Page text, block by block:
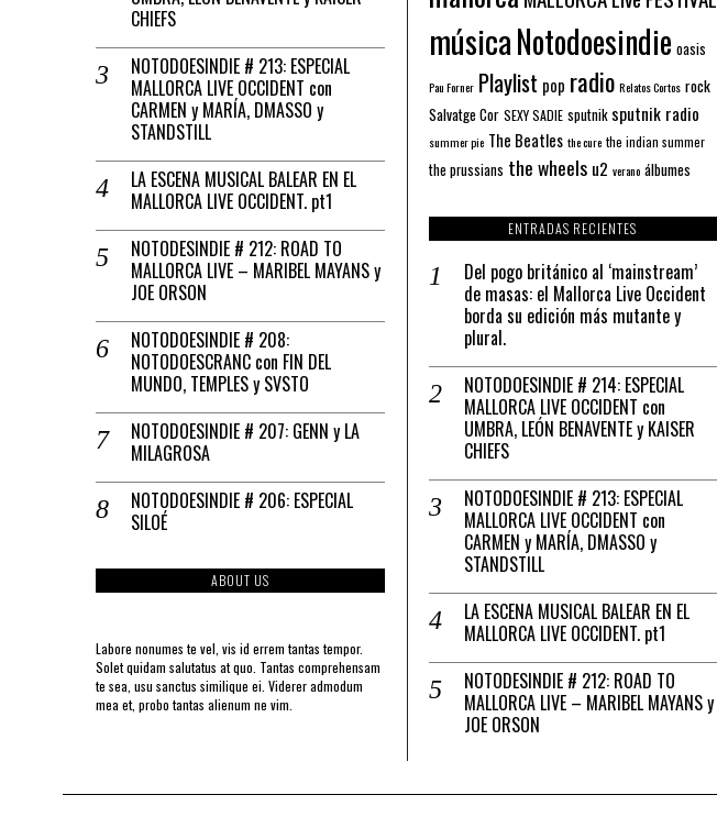
CHIEFS
NOTODOESINDIE # 213: ESPECIAL
MALLORCA LIVE OCCIDENT con
CARMEN y MARÍA, DMASSO y
STANDSTILL
LA ESCENA MUSICAL BALEAR EN EL
MALLORCA LIVE OCCIDENT. pt1
NOTODESINDIE # 212: ROAD TO
MALLORCA LIVE – MARIBEL MAYANS y
JOE ORSON
NOTODOESINDIE # 208:
NOTODOESCRANC con FIN DEL
MUNDO, TEMPLES y SVSTO
NOTODOESINDIE # 207: GENN y LA
MILAGROSA
NOTODOESINDIE # 206: ESPECIAL
SILOÉ
ABOUT US
Labore nonumes te vel, vis id errem tantas tempor.
Solet quidam salutatus at quo. Tantas comprehensam
te sea, usu sanctus similique ei. Viderer admodum
mea et, probo tantas alienum ne vim.
músicaNotodoesindie oasis
Pau Forner Playlist pop radio Relatos Cortos rock
Salvatge Cor SEXY SADIE sputnik sputnik radio
summer pie The Beatles the cure the indian summer
the prussians the wheels u2 verano álbumes
ENTRADAS RECIENTES
Del pogo británico al ‘mainstream’
de masas: el Mallorca Live Occident
borda su edición más mutante y
plural.
NOTODOESINDIE # 214: ESPECIAL
MALLORCA LIVE OCCIDENT con
UMBRA, LEÓN BENAVENTE y KAISER
CHIEFS
NOTODOESINDIE # 213: ESPECIAL
MALLORCA LIVE OCCIDENT con
CARMEN y MARÍA, DMASSO y
STANDSTILL
LA ESCENA MUSICAL BALEAR EN EL
MALLORCA LIVE OCCIDENT. pt1
NOTODESINDIE # 212: ROAD TO
MALLORCA LIVE – MARIBEL MAYANS y
JOE ORSON